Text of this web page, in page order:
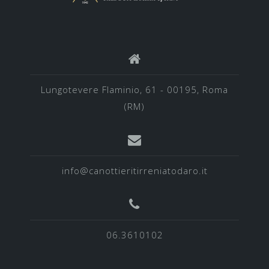
Lungotevere Flaminio, 61 - 00195, Roma
(RM)
info@canottieritirreniatodaro.it
06.3610102